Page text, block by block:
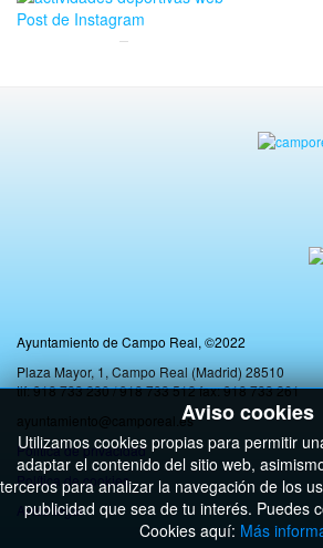
Aviso cookies
Utilizamos cookies propias para permitir
adaptar el contenido del sitio web,
terceros para analizar la navegación de los
publicidad que sea de tu interés. Puedes
Cookies aquí: Más
Ayuntamiento de Campo Real, ©2022
Plaza Mayor, 1, Campo Real (Madrid) 28510
tlf: 918 733 230 / 918 733 512 fax: 918 733 261
ayuntamiento@camporeal.es
Politica de privacidad
Política de cookies
Aviso legal